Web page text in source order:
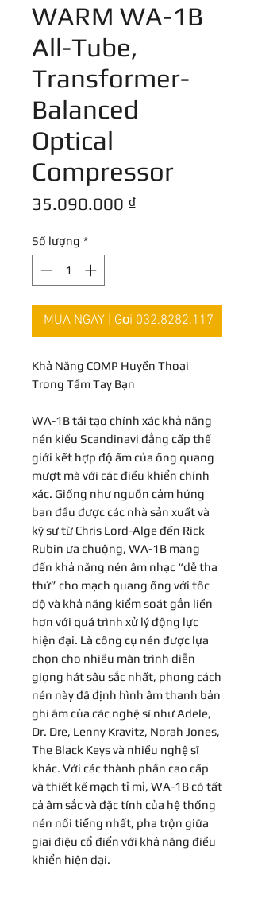
WARM WA-1B
All-Tube,
Transformer-
Balanced
Optical
Compressor
35.090.000 ₫
Số lượng *
MUA NGAY | Gọi 032.8282.117
Khả Năng COMP Huyền Thoại
Trong Tầm Tay Bạn
WA-1B tái tạo chính xác khả năng
nén kiểu Scandinavi đẳng cấp thế
giới kết hợp độ ấm của ống quang
mượt mà với các điều khiển chính
xác. Giống như nguồn cảm hứng
ban đầu được các nhà sản xuất và
kỹ sư từ Chris Lord-Alge đến Rick
Rubin ưa chuộng, WA-1B mang
đến khả năng nén âm nhạc “dễ tha
thứ” cho mạch quang ống với tốc
độ và khả năng kiểm soát gắn liền
hơn với quá trình xử lý động lực
hiện đại. Là công cụ nén được lựa
chọn cho nhiều màn trình diễn
giọng hát sâu sắc nhất, phong cách
nén này đã định hình âm thanh bản
ghi âm của các nghệ sĩ như Adele,
Dr. Dre, Lenny Kravitz, Norah Jones,
The Black Keys và nhiều nghệ sĩ
khác. Với các thành phần cao cấp
và thiết kế mạch tỉ mỉ, WA-1B có tất
cả âm sắc và đặc tính của hệ thống
nén nổi tiếng nhất, pha trộn giữa
giai điệu cổ điển với khả năng điều
khiển hiện đại.